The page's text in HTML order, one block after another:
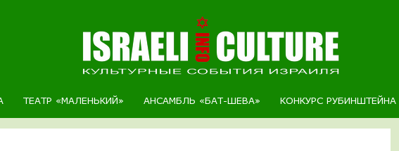
ТЕАТР «МАЛЕНЬКИЙ» АНСАМБЛЬ «БАТ-ШЕВА» КОНКУРС РУБИНШТЕЙНА